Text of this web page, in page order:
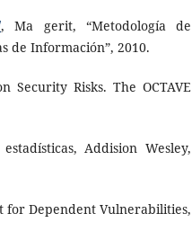
, Ma gerit, “Metodología de
de Información”, 2010.
Security Risks. The OCTAVE
Addision Wesley,
for Dependent Vulnerabilities,